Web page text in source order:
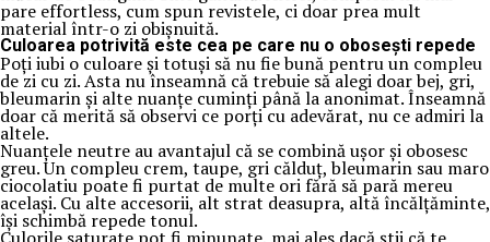
pare effortless, cum spun revistele, ci doar prea mult
material într-o zi obișnuită.
Culoarea potrivită este cea pe care nu o obosești repede
Poți iubi o culoare și totuși să nu fie bună pentru un compleu
de zi cu zi. Asta nu înseamnă că trebuie să alegi doar bej, gri,
bleumarin și alte nuanțe cuminți până la anonimat. Înseamnă
doar că merită să observi ce porți cu adevărat, nu ce admiri la
altele.
Nuanțele neutre au avantajul că se combină ușor și obosesc
greu. Un compleu crem, taupe, gri călduț, bleumarin sau maro
ciocolatiu poate fi purtat de multe ori fără să pară mereu
același. Cu alte accesorii, alt strat deasupra, altă încălțăminte,
își schimbă repede tonul.